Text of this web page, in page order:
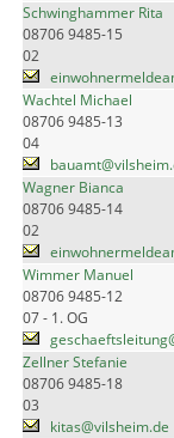
Schwinghammer Rita
08706 9485-15
02
Wachtel Michael
08706 9485-13
04
Wagner Bianca
08706 9485-14
02
Wimmer Manuel
08706 9485-12
07 - 1. OG
Zellner Stefanie
08706 9485-18
03
kitas@vilsheim.de